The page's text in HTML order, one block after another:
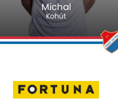
Michal
Kohút